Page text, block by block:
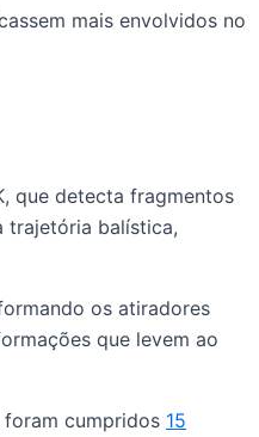
mais envolvidos no
que detecta fragmentos
trajetória balística,
os atiradores
que levem ao
cumpridos 15